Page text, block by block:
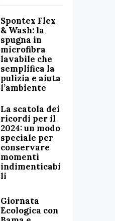
Spontex Flex
& Wash: la
spugna in
microfibra
lavabile che
semplifica la
pulizia e aiuta
l’ambiente
La scatola dei
ricordi per il
2024: un modo
speciale per
conservare
momenti
indimenticabi
li
Giornata
Ecologica con